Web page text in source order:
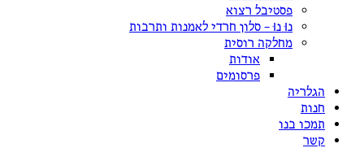
פסטיבל רצוא
נוּ נוּ – סלון חרדי לאמנות ותרבות
מחלקה רוסית
אודות
פרסומים
הגלריה
חנות
תמכו בנו
קשר